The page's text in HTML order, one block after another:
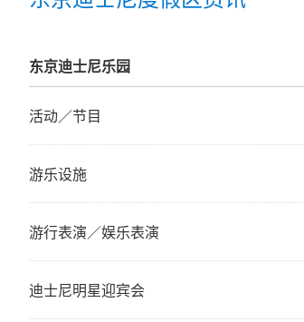
东京迪士尼乐园
活动／节目
游乐设施
游行表演／娱乐表演
迪士尼明星迎宾会